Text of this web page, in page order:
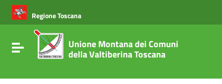
Vai ai contenuti
Vai al menu di navigazione
Vai al footer
Regione Toscana
Attiva / disattiva la navigazione
Unione Montana dei Comuni
della Valtiberina Toscana